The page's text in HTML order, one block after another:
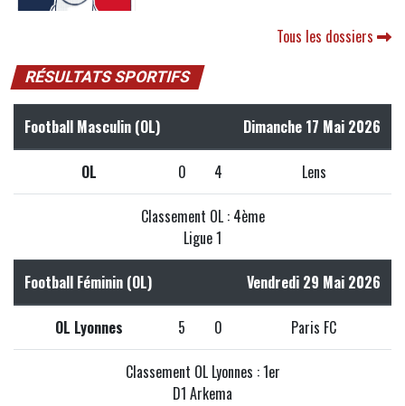
Tous les dossiers
RÉSULTATS SPORTIFS
Football Masculin (OL) Dimanche 17 Mai 2026
OL 0 4 Lens
Classement OL : 4ème
Ligue 1
Football Féminin (OL) Vendredi 29 Mai 2026
OL Lyonnes 5 0 Paris FC
Classement OL Lyonnes : 1er
D1 Arkema